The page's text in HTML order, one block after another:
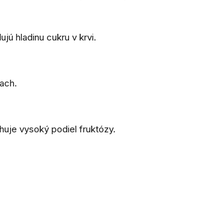
hladinu cukru v krvi.
vysoký podiel fruktózy.